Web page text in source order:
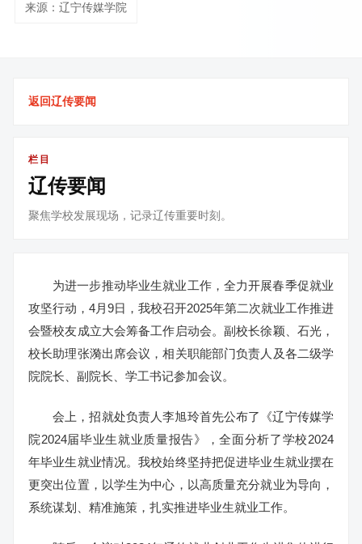
来源：辽宁传媒学院
返回辽传要闻
栏目
辽传要闻
聚焦学校发展现场，记录辽传重要时刻。
为进一步推动毕业生就业工作，全力开展春季促就业
攻坚行动，4月9日，我校召开2025年第二次就业工作推进
会暨校友成立大会筹备工作启动会。副校长徐颖、石光，
校长助理张漪出席会议，相关职能部门负责人及各二级学
院院长、副院长、学工书记参加会议。
会上，招就处负责人李旭玲首先公布了《辽宁传媒学
院2024届毕业生就业质量报告》，全面分析了学校2024
年毕业生就业情况。我校始终坚持把促进毕业生就业摆在
更突出位置，以学生为中心，以高质量充分就业为导向，
系统谋划、精准施策，扎实推进毕业生就业工作。